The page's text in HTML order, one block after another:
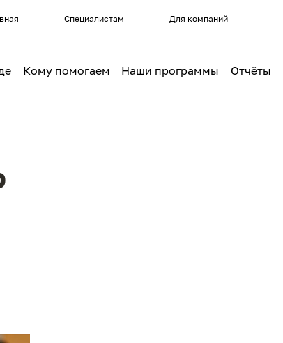
Специалистам Для компаний
Кому помогаем Наши программы Отчёты